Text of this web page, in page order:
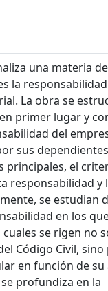
una materia
la
La obra se
primer lugar y
del
sus
principales, el
responsabilidad y
se estudian
en los
se rigen no
Código Civil, sino
en función de su
profundiza en la